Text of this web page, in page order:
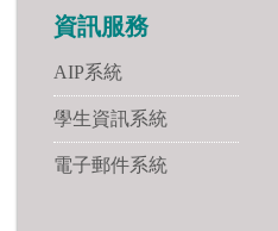
資訊服務
AIP系統
學生資訊系統
電子郵件系統